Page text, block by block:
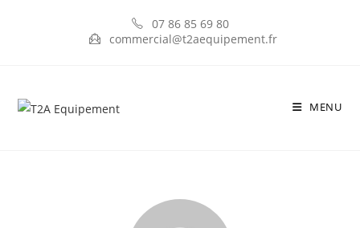
07 86 85 69 80
commercial@t2aequipement.fr
MENU